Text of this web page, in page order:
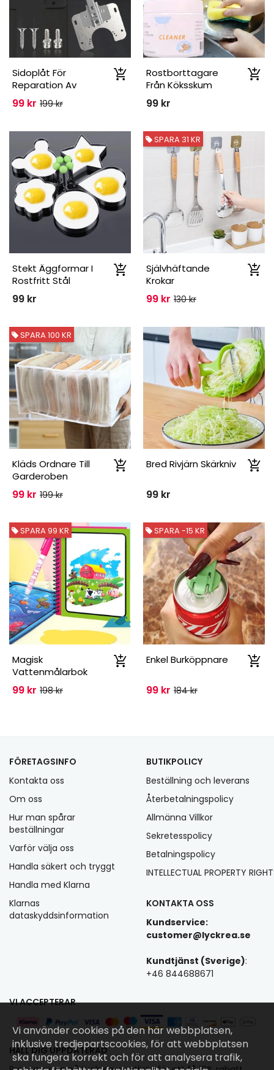
Sidoplåt För
Reparation Av
Gångjärn
99 kr 199 kr
Rostborttagare
Från Köksskum
99 kr
Stekt Äggformar I
Rostfritt Stål
99 kr
SPARA 31 KR
Självhäftande
Krokar
99 kr 130 kr
SPARA 100 KR
Kläds Ordnare Till
Garderoben
99 kr 199 kr
Bred Rivjärn Skärkniv
99 kr
SPARA 99 KR
Magisk
Vattenmålarbok
99 kr 198 kr
SPARA -15 KR
Enkel Burköppnare
99 kr 184 kr
FÖRETAGSINFO
Kontakta oss
Om oss
Hur man spårar
beställningar
Varför välja oss
Handla säkert och tryggt
Handla med Klarna
Klarnas
dataskyddsinformation
BUTIKPOLICY
Beställning och leverans
Återbetalningspolicy
Allmänna Villkor
Sekretesspolicy
Betalningspolicy
INTELLECTUAL PROPERTY
KONTAKTA OSS
Kundservice:
customer@lyckrea.se
Kundtjänst (Sverige):
+46 844688671
VI ACCEPTERAR
HÅLL DIG UPPDATERAD
Vi använder cookies på den här webbplatsen,
inklusive tredjepartscookies, för att webbplatsen
ska fungera korrekt och för att analysera trafik,